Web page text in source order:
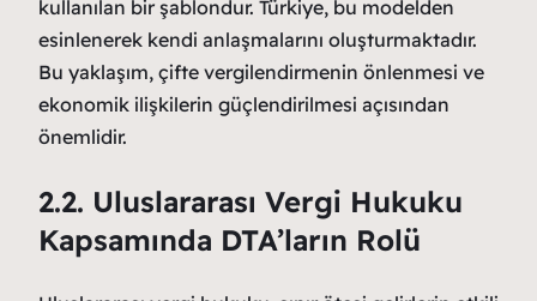
kullanılan bir şablondur. Türkiye, bu modelden
esinlenerek kendi anlaşmalarını oluşturmaktadır.
Bu yaklaşım, çifte vergilendirmenin önlenmesi ve
ekonomik ilişkilerin güçlendirilmesi açısından
önemlidir.
2.2. Uluslararası Vergi Hukuku
Kapsamında DTA’ların Rolü